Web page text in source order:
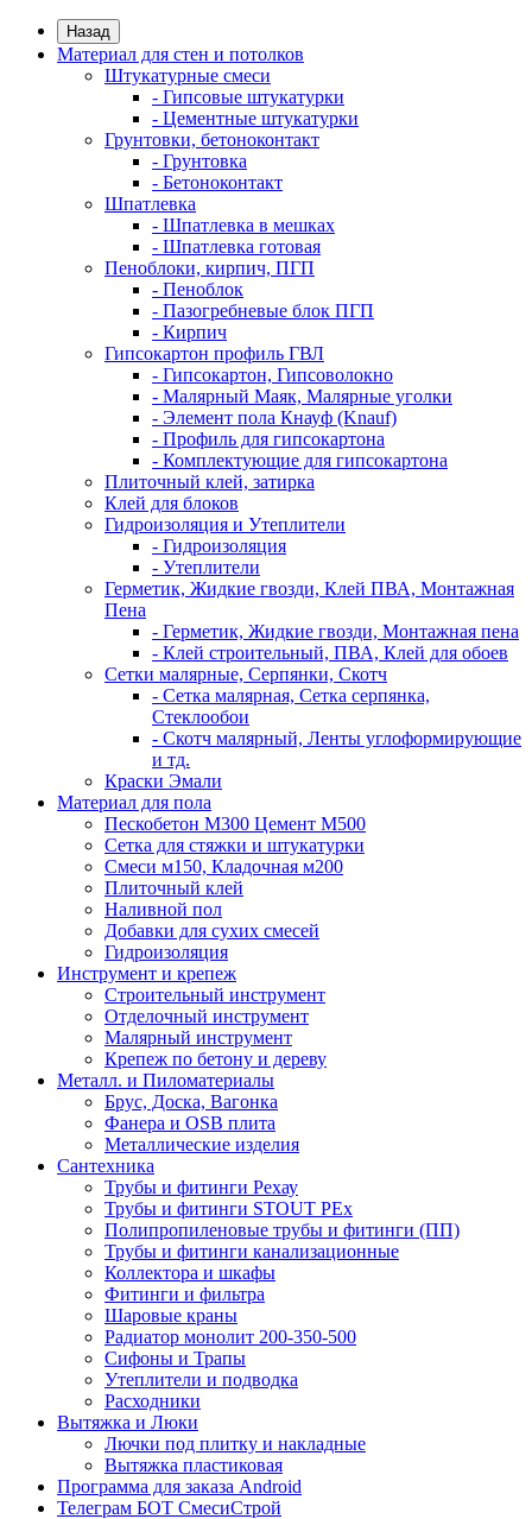
Назад
Материал для стен и потолков
Штукатурные смеси
- Гипсовые штукатурки
- Цементные штукатурки
Грунтовки, бетоноконтакт
- Грунтовка
- Бетоноконтакт
Шпатлевка
- Шпатлевка в мешках
- Шпатлевка готовая
Пеноблоки, кирпич, ПГП
- Пеноблок
- Пазогребневые блок ПГП
- Кирпич
Гипсокартон профиль ГВЛ
- Гипсокартон, Гипсоволокно
- Малярный Маяк, Малярные уголки
- Элемент пола Кнауф (Knauf)
- Профиль для гипсокартона
- Комплектующие для гипсокартона
Плиточный клей, затирка
Клей для блоков
Гидроизоляция и Утеплители
- Гидроизоляция
- Утеплители
Герметик, Жидкие гвозди, Клей ПВА, Монтажная
Пена
- Герметик, Жидкие гвозди, Монтажная пена
- Клей строительный, ПВА, Клей для обоев
Сетки малярные, Серпянки, Скотч
- Сетка малярная, Сетка серпянка,
Стеклообои
- Скотч малярный, Ленты углоформирующие
и тд.
Краски Эмали
Материал для пола
Пескобетон М300 Цемент М500
Сетка для стяжки и штукатурки
Смеси м150, Кладочная м200
Плиточный клей
Наливной пол
Добавки для сухих смесей
Гидроизоляция
Инструмент и крепеж
Строительный инструмент
Отделочный инструмент
Малярный инструмент
Крепеж по бетону и дереву
Металл. и Пиломатериалы
Брус, Доска, Вагонка
Фанера и OSB плита
Металлические изделия
Сантехника
Трубы и фитинги Рехау
Трубы и фитинги STOUT PEx
Полипропиленовые трубы и фитинги (ПП)
Трубы и фитинги канализационные
Коллектора и шкафы
Фитинги и фильтра
Шаровые краны
Радиатор монолит 200-350-500
Сифоны и Трапы
Утеплители и подводка
Расходники
Вытяжка и Люки
Лючки под плитку и накладные
Вытяжка пластиковая
Программа для заказа Android
Телеграм БОТ СмесиСтрой